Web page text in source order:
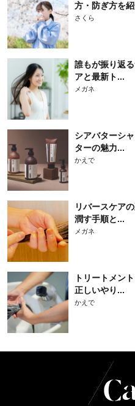
方・防ぎ方を
さくら
誰もが振り返
アと最新ト...
メガネ
シアバターシ
ターの魅力...
かえで
リバースケア
潤す手順と...
メガネ
トリートメン
正しいやり...
かえで